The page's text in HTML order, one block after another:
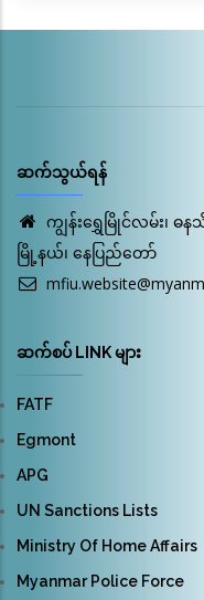
ဆက်သွယ်ရန်
ကျွန်းရွှေမြိုင်လမ်း၊ ဓ
မြို့နယ်၊ နေပြည်တော်
ဆက်စပ် LINK များ
FATF
Egmont
APG
UN Sanctions Lists
Ministry Of Home Affairs
Myanmar Police Force